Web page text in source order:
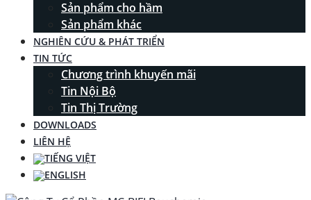
Sản phẩm cho hầm
Sản phẩm khác
NGHIÊN CỨU & PHÁT TRIỂN
TIN TỨC
Chương trình khuyến mãi
Tin Nội Bộ
Tin Thị Trường
DOWNLOADS
LIÊN HỆ